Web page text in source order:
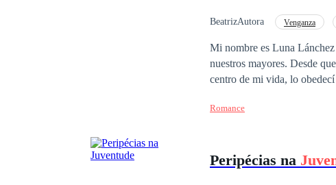
BeatrizAutora Venganza
Mi nombre es Luna Lánchez y él se llama Sergio
nuestros mayores. Desde que tuve
centro de mi vida, lo
otra vez: —Luna, siempre
picardía: —Cariño, dame
Romance
Peripécias na